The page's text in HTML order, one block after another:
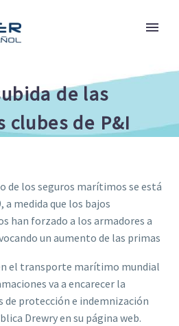
de las
clubes de P&I
de los seguros marítimos se está
a medida que los bajos
han forzado a los armadores a
un aumento de las primas
el transporte marítimo mundial
va a encarecer la
de protección e indemnización
Drewry en su página web.